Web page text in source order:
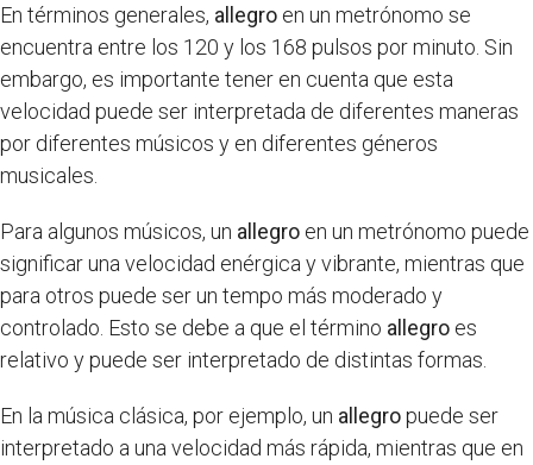
En términos generales, allegro en un metrónomo se
encuentra entre los 120 y los 168 pulsos por minuto. Sin
embargo, es importante tener en cuenta que esta
velocidad puede ser interpretada de diferentes maneras
por diferentes músicos y en diferentes géneros
musicales.
Para algunos músicos, un allegro en un metrónomo puede
significar una velocidad enérgica y vibrante, mientras que
para otros puede ser un tempo más moderado y
controlado. Esto se debe a que el término allegro es
relativo y puede ser interpretado de distintas formas.
En la música clásica, por ejemplo, un allegropuede ser
interpretado a una velocidad más rápida, mientras que en